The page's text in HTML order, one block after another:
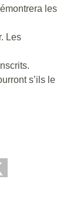
les
Les
s’ils le